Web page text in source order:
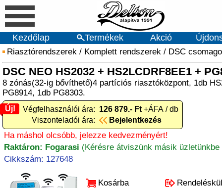
Kezdőlap Termékek Akció
Riasztórendszerek / Komplett rendszerek / DSC
DSC NEO HS2032 + HS2LCDRF8EE1 +
8 zónás(32-ig bővíthető)4 partíciós riasztóközpont, 1db
PG8914, 1db PG8303.
Új!
Új! Végfelhasználói ára: 126 879.- Ft +ÁFA / db
Viszonteladói ára:
Bejelentkezés
Ha máshol olcsóbb, jelezze kedvezményért!
Raktáron: Fogarasi (Kérésre átviszünk másik üzletünkbe
Cikkszám: 127648
Kosárba